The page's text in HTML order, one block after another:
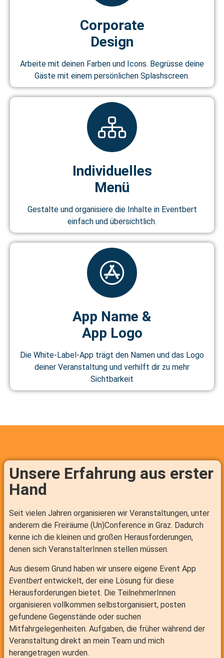
Corporate
Design
Arbeite mit deinen Farben und Icons. Begrüsse deine
Gäste mit einem persönlichen Splashscreen.
Individuelles
Menü
Gestalte und organisiere die Inhalte in Eventbert
einfach und übersichtlich.
App Name &
App Logo
Die White-Label-App trägt den Namen und das Logo
deiner Veranstaltung und verhilft dir zu mehr
Sichtbarkeit
Unsere Erfahrung aus erster
Hand
Seit vielen Jahren organisieren wir Veranstaltungen, unter
anderem die Freiräume (Un)Conference in Graz. Dadurch
kenne ich die kleinen und großen Herausforderungen,
denen sich VeranstalterInnen stellen müssen.
Aus diesem Grund haben wir unsere eigene Event App
Eventbert entwickelt, der eine Lösung für diese
Herausforderungen bietet. Die TeilnehmerInnen
organisieren vollkommen selbstorganisiert, posten
gefundene Gegenstände oder suchen
Mitfahrgelegenheiten. Aufgaben, die früher während der
Veranstaltung direkt an mein Team und mich
herangetragen wurden.